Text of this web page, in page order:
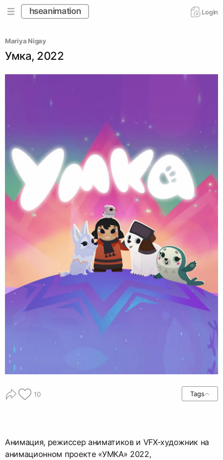
hseanimation Login
Mariya Nigay
Умка, 2022
10 Tags
Анимация, режиссер аниматиков и VFX-художник на
анимационном проекте «УМКА» 2022,